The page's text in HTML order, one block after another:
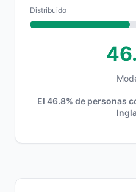
Distribuido
El 46.8% de personas